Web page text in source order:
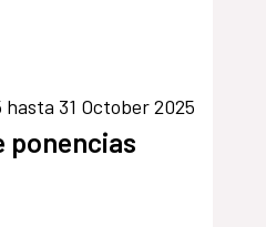
31 October 2025
ponencias